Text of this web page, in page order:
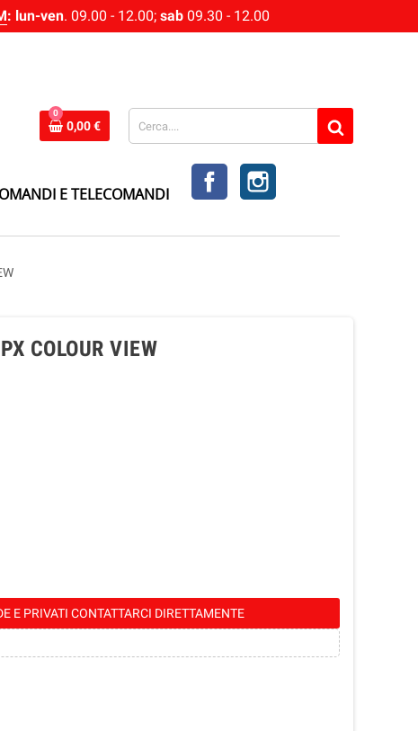
: lun-ven. 09.00 - 12.00; sab 09.30 - 12.00
0
0,00 €
E TELECOMANDI
FACEBOOKINSTAGRAM
COLOUR VIEW
E PRIVATI CONTATTARCI DIRETTAMENTE